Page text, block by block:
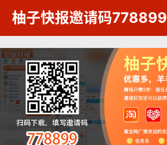
柚子快报邀请码778899